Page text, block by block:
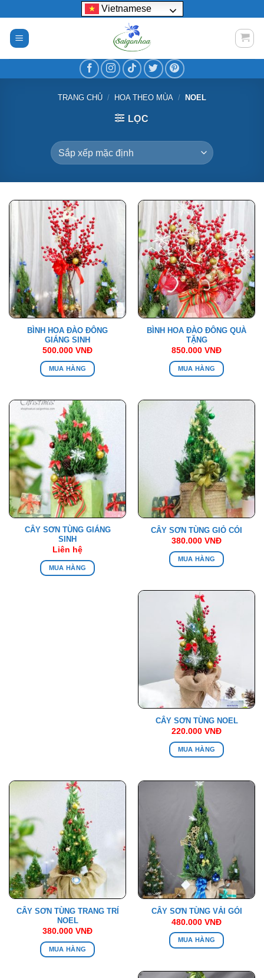
nội
dung
Vietnamese
TRANG CHỦ / HOA THEO MÙA / NOEL
LỌC
BÌNH HOA ĐÀO ĐÔNG
GIÁNG SINH
500.000 VNĐ
MUA HÀNG
BÌNH HOA ĐÀO ĐÔNG QUÀ
TẶNG
850.000 VNĐ
MUA HÀNG
CÂY SƠN TÙNG GIÁNG
SINH
Liên hệ
MUA HÀNG
CÂY SƠN TÙNG GIỎ CÓI
380.000 VNĐ
MUA HÀNG
CÂY SƠN TÙNG NOEL
220.000 VNĐ
MUA HÀNG
CÂY SƠN TÙNG TRANG TRÍ
NOEL
380.000 VNĐ
MUA HÀNG
CÂY SƠN TÙNG VẢI GÓI
480.000 VNĐ
MUA HÀNG